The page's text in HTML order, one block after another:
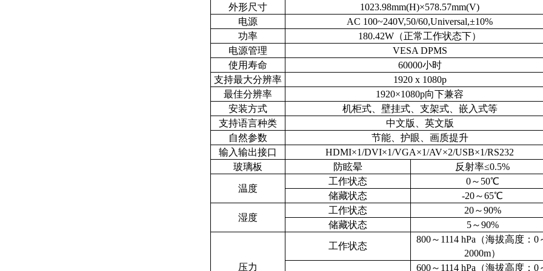
外形尺寸
1023.98mm(H)×578.57mm(V)
电源
AC 100~240V,50/60,Universal,±10%
功率
180.42W（正常工作状态下）
电源管理
VESA DPMS
使用寿命
60000小时
支持最大分辨率
1920 x 1080p
最佳分辨率
1920×1080p向下兼容
安装方式
机柜式、壁挂式、支架式、嵌入式等
支持语言种类
中文版、英文版
自然参数
节能、护眼、画质提升
输入输出接口
HDMI×1/DVI×1/VGA×1/AV×2/USB×1/RS232
玻璃板
防眩晕 反射率≤0.5%
温度
工作状态
0～50℃
储藏状态
-20～65℃
湿度
工作状态
20～90%
储藏状态
5～90%
压力
工作状态
800～1114 hPa（海拔高度：0
2000m）
600～1114 hPa（海拔高度：0